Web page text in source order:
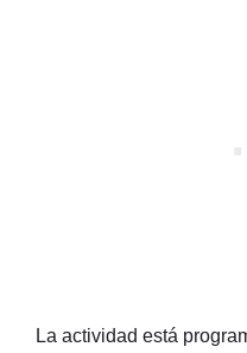
La actividad está